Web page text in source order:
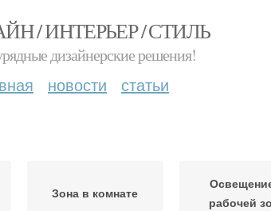
/ ИНТЕРЬЕР / СТИЛЬ
дизайнерские решения!
новости статьи
Зона в комнате
рабочей